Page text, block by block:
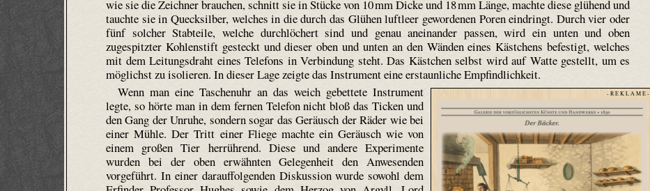
wie sie die Zeichner brauchen, schnitt sie in Stücke von 10 mm Dicke und 18 mm Länge, machte diese glühend und
tauchte sie in Quecksilber, welches in die durch das Glühen luftleer gewordenen Poren eindringt. Durch vier oder
fünf solcher Stab­teile, welche durchlöchert sind und genau aneinander passen, wird ein unten und oben
zugespitzter Kohlenstift gesteckt und dieser oben und unten an den Wänden eines Kästchens befestigt, welches
mit dem Leitungsdraht eines Telefons in Verbindung steht. Das Kästchen selbst wird auf Watte gestellt, um es
möglichst zu isolieren. In dieser Lage zeigte das Instrument eine erstaunliche Empfindlichkeit.
- R E K L A M E -
Wenn man eine Taschenuhr an das weich gebettete Instrument
legte, so hörte man in dem fernen Telefon nicht bloß das Ticken und
den Gang der Unruhe, sondern sogar das Geräusch der Räder wie bei
einer Mühle. Der Tritt einer Fliege machte ein Geräusch wie von
einem großen Tier herrührend. Diese und andere Experimente
wurden bei der oben erwähnten Gelegenheit den Anwesenden
vorgeführt. In einer darauffolgenden Diskussion wurde sowohl dem